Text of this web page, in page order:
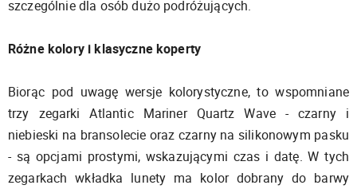
szczególnie dla osób dużo podróżujących.
Różne kolory i klasyczne koperty
Biorąc pod uwagę wersje kolorystyczne, to wspomniane
trzy zegarki Atlantic Mariner Quartz Wave - czarny i
niebieski na bransolecie oraz czarny na silikonowym pasku
- są opcjami prostymi, wskazującymi czas i datę. W tych
zegarkach wkładka lunety ma kolor dobrany do barwy